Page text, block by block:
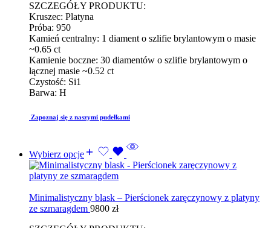
SZCZEGÓŁY PRODUKTU:
Kruszec: Platyna
Próba: 950
Kamień centralny: 1 diament o szlifie brylantowym o masie
~0.65 ct
Kamienie boczne: 30 diamentów o szlifie brylantowym o
łącznej masie ~0.52 ct
Czystość: Si1
Barwa: H
Zapoznaj się z naszymi pudełkami
Wybierz opcje
Minimalistyczny blask – Pierścionek zaręczynowy z platyny
ze szmaragdem 9800 zł